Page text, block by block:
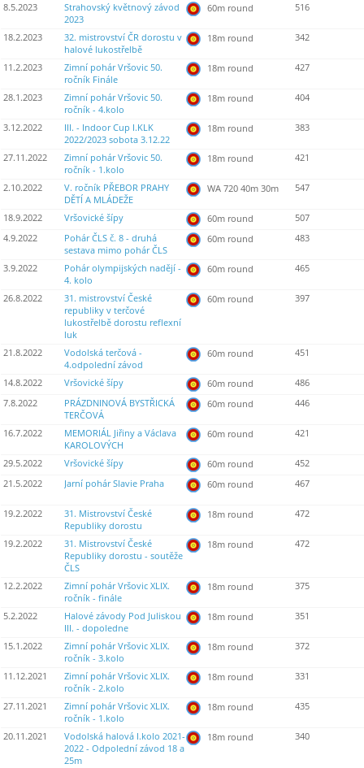
8.5.2023
Strahovský květnový závod
2023
60m round 516
18.2.2023
32. mistrovství ČR dorostu v
halové lukostřelbě
18m round 342
11.2.2023
Zimní pohár Vršovic 50.
ročník Finále
18m round 427
28.1.2023
Zimní pohár Vršovic 50.
ročník - 4.kolo
18m round 404
3.12.2022
III. - Indoor Cup I.KLK
2022/2023 sobota 3.12.22
18m round 383
27.11.2022
Zimní pohár Vršovic 50.
ročník - 1.kolo
18m round 421
2.10.2022
V. ročník PŘEBOR PRAHY
DĚTÍ A MLÁDEŽE
WA 720 40m 30m 547
18.9.2022 Vršovické šípy 60m round
507
4.9.2022
Pohár ČLS č. 8 - druhá
sestava mimo pohár ČLS
60m round 483
3.9.2022
Pohár olympijských nadějí -
4. kolo
60m round 465
26.8.2022
31. mistrovství České
republiky v terčové
lukostřelbě dorostu reflexní
luk
60m round 397
21.8.2022
Vodolská terčová -
4.odpolední závod
60m round 451
14.8.2022 Vršovické šípy 60m round
486
7.8.2022
PRÁZDNINOVÁ BYSTŘICKÁ
TERČOVÁ
60m round 446
16.7.2022
MEMORIÁL Jiřiny a Václava
KAROLOVÝCH
60m round 421
29.5.2022 Vršovické šípy 60m round
452
21.5.2022
Jarní pohár Slavie Praha 60m round 467
19.2.2022
31. Mistrovství České
Republiky dorostu
18m round 472
19.2.2022
31. Mistrovství České
Republiky dorostu - soutěže
ČLS
18m round 472
12.2.2022
Zimní pohár Vršovic XLIX.
ročník - finále
18m round 375
5.2.2022
Halové závody Pod Juliskou
III. - dopoledne
18m round 351
15.1.2022
Zimní pohár Vršovic XLIX.
ročník - 3.kolo
18m round 372
11.12.2021
Zimní pohár Vršovic XLIX.
ročník - 2.kolo
18m round 331
27.11.2021
Zimní pohár Vršovic XLIX.
ročník - 1.kolo
18m round 435
20.11.2021
Vodolská halová I.kolo 2021-
2022 - Odpolední závod 18 a
25m
18m round 340